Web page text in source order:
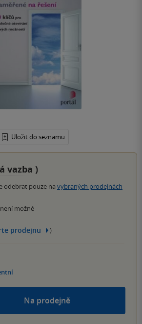
Uložit do seznamu
vazba )
odebrat pouze na vybraných prodejnách
možné
prodejnu )
Na prodejně